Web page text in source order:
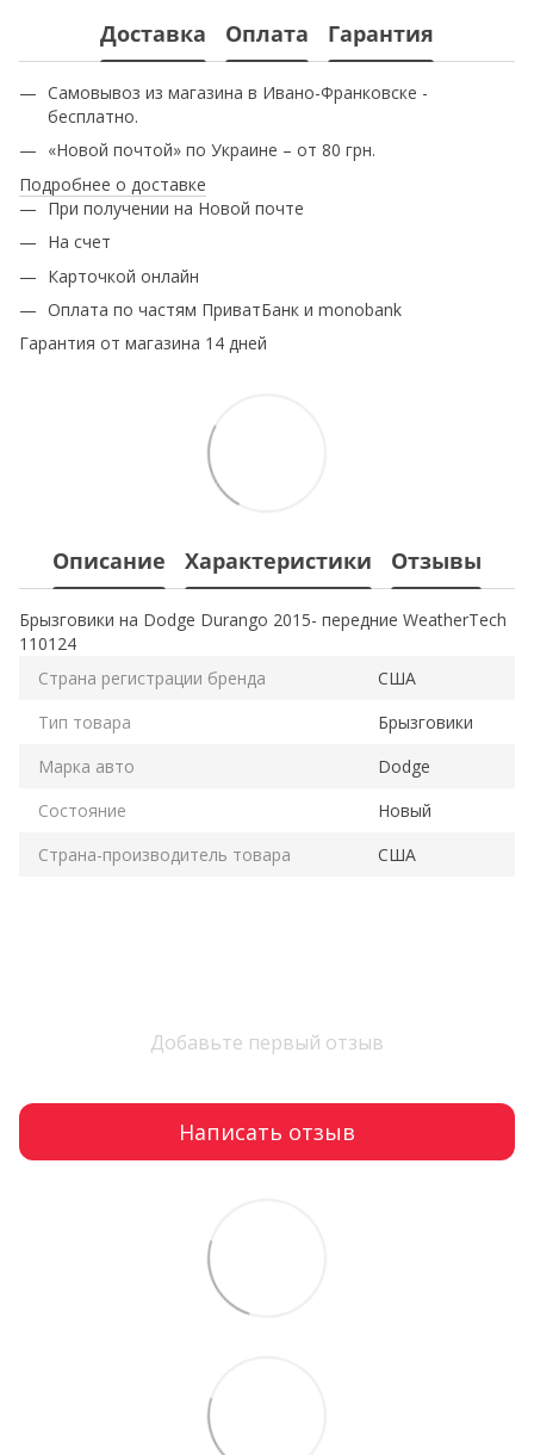
Доставка Оплата Гарантия
Самовывоз из магазина в Ивано-Франковске -
бесплатно.
«Новой почтой» по Украине – от 80 грн.
Подробнее о доставке
При получении на Новой почте
На счет
Карточкой онлайн
Оплата по частям ПриватБанк и monobank
Гарантия от магазина 14 дней
Описание Характеристики Отзывы
Брызговики на Dodge Durango 2015- передние WeatherTech
110124
Страна регистрации бренда
США
Тип товара
Брызговики
Марка авто
Dodge
Состояние
Новый
Страна-производитель товара
США
Добавьте первый отзыв
Написать отзыв